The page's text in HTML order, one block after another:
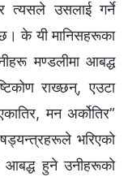
त्यसले उसलाई गर्ने
के यी मानिसहरूका
मण्डलीमा आबद्ध
राख्छन्, एउटा
मन अर्कोतिर”
भरिएको
आबद्ध हुने उनीहरूको